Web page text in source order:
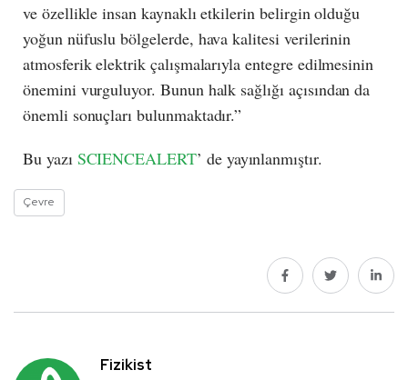
ve özellikle insan kaynaklı etkilerin belirgin olduğu
yoğun nüfuslu bölgelerde, hava kalitesi verilerinin
atmosferik elektrik çalışmalarıyla entegre edilmesinin
önemini vurguluyor. Bunun halk sağlığı açısından da
önemli sonuçları bulunmaktadır.”
Bu yazı SCIENCEALERT’ de yayınlanmıştır.
Çevre
Fizikist